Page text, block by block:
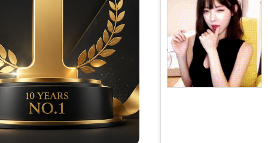
상황을 대비해 꼭 입금후 고객센터 연락바랍니다.